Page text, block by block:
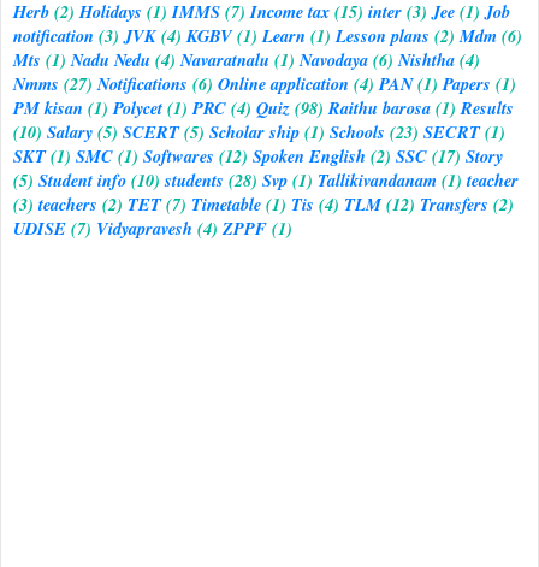
Herb(2) Holidays (1) IMMS(7) Income tax(15) inter(3) Jee(1) Job
notification (3) JVK(4) KGBV(1) Learn (1) Lesson plans (2) Mdm(6)
Mts (1) Nadu Nedu (4) Navaratnalu (1) Navodaya(6) Nishtha(4)
Nmms (27) Notifications (6) Online application (4) PAN(1) Papers (1)
PM kisan (1) Polycet(1) PRC(4) Quiz(98) Raithu barosa(1) Results
(10) Salary(5) SCERT(5) Scholar ship(1) Schools (23) SECRT(1)
SKT(1) SMC(1) Softwares (12) Spoken English (2) SSC(17) Story
(5) Student info(10) students (28) Svp(1) Tallikivandanam(1) teacher
(3) teachers (2) TET(7) Timetable(1) Tis (4) TLM(12) Transfers (2)
UDISE(7) Vidyapravesh (4) ZPPF(1)